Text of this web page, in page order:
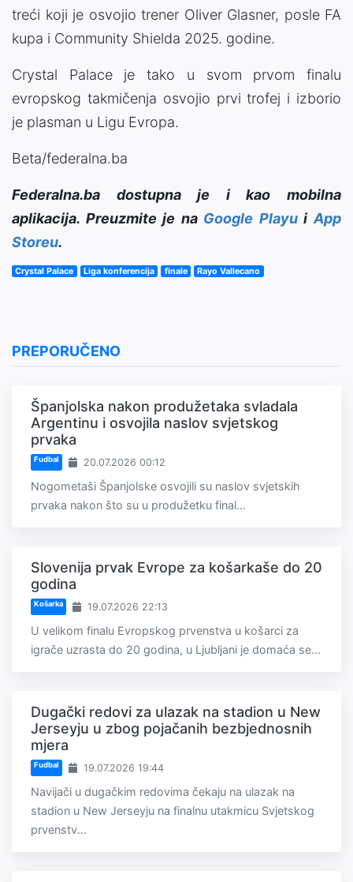
treći koji je osvojio trener Oliver Glasner, posle FA
kupa i Community Shielda 2025. godine.
Crystal Palace je tako u svom prvom finalu
evropskog takmičenja osvojio prvi trofej i izborio
je plasman u Ligu Evropa.
Beta/federalna.ba
Federalna.ba dostupna je i kao mobilna
aplikacija. Preuzmite je na Google PlayuiApp
Storeu.
Crystal Palace Liga konferencija finale Rayo Vallecano
PREPORUČENO
Španjolska nakon produžetaka svladala
Argentinu i osvojila naslov svjetskog
prvaka
Fudbal 20.07.2026 00:12
Nogometaši Španjolske osvojili su naslov svjetskih
prvaka nakon što su u produžetku final...
Slovenija prvak Evrope za košarkaše do 20
godina
Košarka 19.07.2026 22:13
U velikom finalu Evropskog prvenstva u košarci za
igrače uzrasta do 20 godina, u Ljubljani je domaća se...
Dugački redovi za ulazak na stadion u New
Jerseyju u zbog pojačanih bezbjednosnih
mjera
Fudbal 19.07.2026 19:44
Navijači u dugačkim redovima čekaju na ulazak na
stadion u New Jerseyju na finalnu utakmicu Svjetskog
prvenstv...